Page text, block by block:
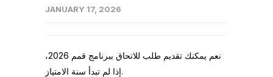
JANUARY 17, 2026
نعم يمكنك تقديم طلب للاتحاق ببرنامج قمم 2026،
إذا لم تبدأ سنة الامتياز.